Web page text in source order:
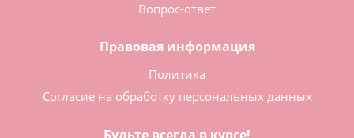
Вопрос-ответ
Правовая информация
Политика
Согласие на обработку персональных данных